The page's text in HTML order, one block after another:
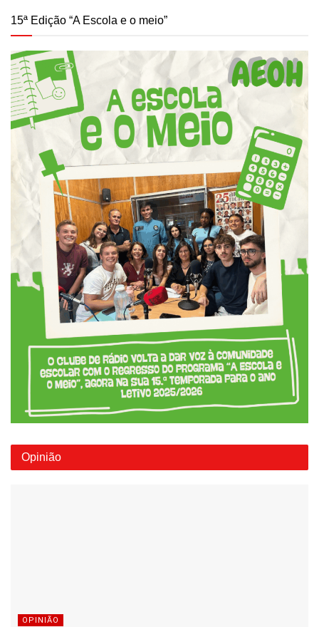
15ª Edição “A Escola e o meio”
Opinião
OPINIÃO